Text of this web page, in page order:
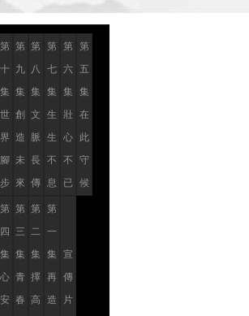
第
十
集
世
界
腳
步
第
九
集
創
造
未
來
第
八
集
文
脈
長
傳
第
七
集
生
生
不
息
第
六
集
壯
心
不
已
第
五
集
在
此
守
候
第
四
集
心
安
第
三
集
青
春
第
二
集
擇
高
第
一
集
再
造
宣
傳
片